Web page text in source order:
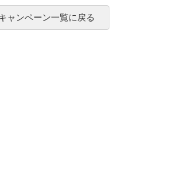
ャンペーン一覧に戻る